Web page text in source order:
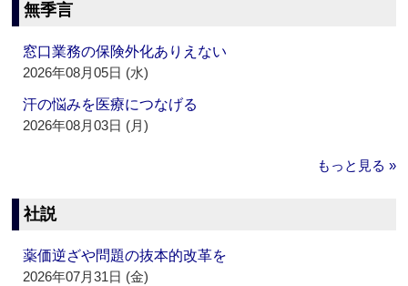
無季言
窓口業務の保険外化ありえない
2026年08月05日 (水)
汗の悩みを医療につなげる
2026年08月03日 (月)
もっと見る »
社説
薬価逆ざや問題の抜本的改革を
2026年07月31日 (金)